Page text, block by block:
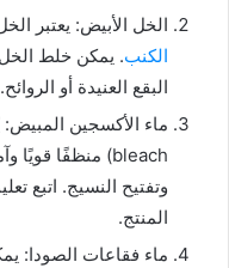
الخل الأبيض: يعتبر
الكنب
البقع العنيدة أو الروائح.
bleach) منظفًا قويًا وآمنًا للكنب، ويمكن
وتفتيح النسيج. اتبع
المنتج.
ماء فقاعات الصودا: